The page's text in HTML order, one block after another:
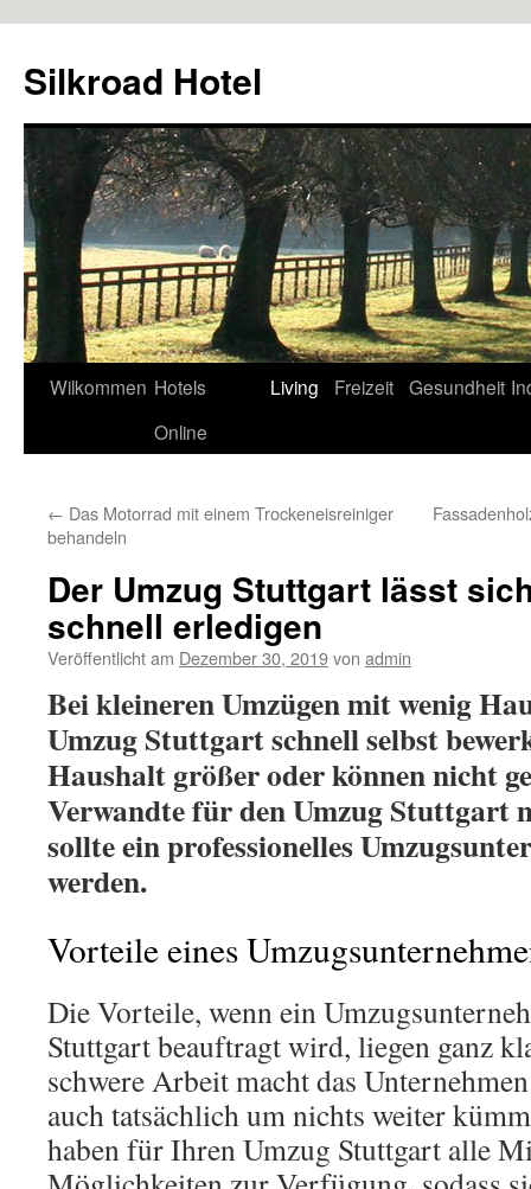
springen
Silkroad Hotel
Wilkommen Hotels
Online
Living Freizeit Gesundheit
← Das Motorrad mit einem Trockeneisreiniger
behandeln
Der Umzug Stuttgart lässt
schnell erledigen
Veröffentlicht am Dezember 30, 2019von admin
Bei kleineren Umzügen mit wenig
Umzug Stuttgart schnell selbst
Haushalt größer oder können nicht
Verwandte für den Umzug Stuttgart
sollte ein professionelles
werden.
Vorteile eines
Die Vorteile, wenn ein
Stuttgart beauftragt wird, liegen ganz
schwere Arbeit macht das
auch tatsächlich um nichts weiter
haben für Ihren Umzug Stuttgart alle